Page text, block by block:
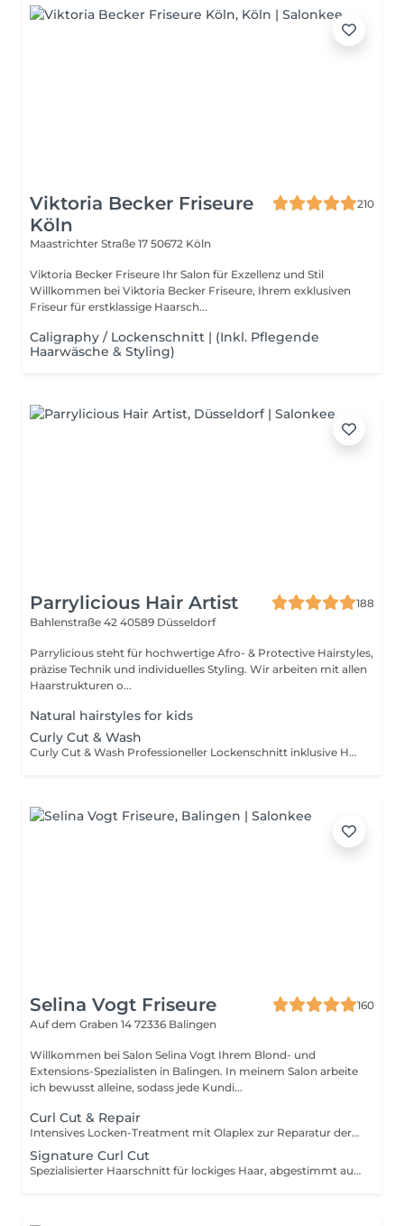
Viktoria Becker Friseure
Köln
210
Maastrichter Straße 17 50672 Köln
Viktoria Becker Friseure Ihr Salon für Exzellenz und Stil
Willkommen bei Viktoria Becker Friseure, Ihrem exklusiven
Friseur für erstklassige Haarsch...
Caligraphy / Lockenschnitt | (Inkl. Pflegende
Haarwäsche & Styling)
Parrylicious Hair Artist
188
Bahlenstraße 42 40589 Düsseldorf
Parrylicious steht für hochwertige Afro- & Protective Hairstyles,
präzise Technik und individuelles Styling. Wir arbeiten mit allen
Haarstrukturen o...
Natural hairstyles for kids
Curly Cut & Wash
Curly Cut & Wash Professioneller Lockenschnitt inklusive Haarwäsche, Pflege und Styling. Die Haare werden schonend gereinigt, entwirrt und mit lockengeeigneten Produkten gepflegt. Anschließend erfolgt ein individueller Curly Cut, abgestimmt auf deine Lockenstruktur, Gesichtsform und Haarlänge. Zum Abschluss werden die Locken definiert und mit Diffuser oder Lufttrocknung gestylt. Dieser Service beinhaltet: Haarwäsche Pflege/Conditioner Schonendes Entwirren Individueller Curly Cut Lockenstyling mit Curly-Produkten Definition der Locken Styling-Tipps für zu Hause
Selina Vogt Friseure
160
Auf dem Graben 14 72336 Balingen
Willkommen bei Salon Selina Vogt Ihrem Blond- und
Extensions-Spezialisten in Balingen. In meinem Salon arbeite
ich bewusst alleine, sodass jede Kundi...
Curl Cut & Repair
Intensives Locken-Treatment mit Olaplex zur Reparatur der Haarstruktur und für definierte, elastische Locken. Reduziert Frizz und stärkt die natürliche Sprungkraft. Unsere Behandlungen beinhalten immer ein komplettes Verwöhnprogramm: - persönliche Beratung - professionelle Haarwäsche mit hochwertigen Produkten - wohltuende Kopfmassage inkl. Massageliege zur Entspannung - Locken-Treatment - präziser Haarschnitt nach Wunsch und Typberatung - Föhnen & individuelles Locken Styling für das perfekte Finish - Tipps und Tricks für deine Heimbehandlung
Signature Curl Cut
Spezialisierter Haarschnitt für lockiges Haar, abgestimmt auf deine natürliche Lockenstruktur. Unsere Behandlungen beinhalten immer ein komplettes Verwöhnprogramm: - persönliche Beratung - professionelle Haarwäsche mit hochwertigen Produkten - wohltuende Kopfmassage inkl. Massageliege zur Entspannung - pflegender Conditioner abgestimmt auf dein Haar - präziser Lockenhaarschnitt nach Wunsch und Typberatung - Föhnen & individuelles Locken Styling für das perfekte Finish - Tipps und Tricks für deine Heimbehandlung